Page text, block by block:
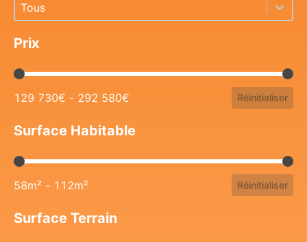
Type Annonce
Prix
Prix
129 730€ - 292 580€ Réinitialiser
Surface Habitable
Surface Habitable
58m² - 112m² Réinitialiser
Surface Terrain